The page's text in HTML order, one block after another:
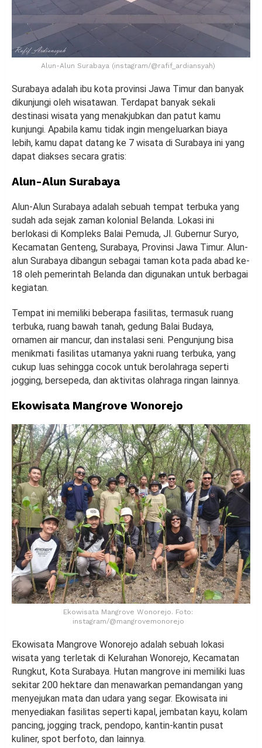
Alun-Alun Surabaya (instagram/@rafif_ardiansyah)
Surabaya adalah ibu kota provinsi Jawa Timur dan banyak
dikunjungi oleh wisatawan. Terdapat banyak sekali
destinasi wisata yang menakjubkan dan patut kamu
kunjungi. Apabila kamu tidak ingin mengeluarkan biaya
lebih, kamu dapat datang ke 7 wisata di Surabaya ini yang
dapat diakses secara gratis:
Alun-Alun Surabaya
Alun-Alun Surabaya adalah sebuah tempat terbuka yang
sudah ada sejak zaman kolonial Belanda. Lokasi ini
berlokasi di Kompleks Balai Pemuda, Jl. Gubernur Suryo,
Kecamatan Genteng, Surabaya, Provinsi Jawa Timur. Alun-
alun Surabaya dibangun sebagai taman kota pada abad ke-
18 oleh pemerintah Belanda dan digunakan untuk berbagai
kegiatan.
Tempat ini memiliki beberapa fasilitas, termasuk ruang
terbuka, ruang bawah tanah, gedung Balai Budaya,
ornamen air mancur, dan instalasi seni. Pengunjung bisa
menikmati fasilitas utamanya yakni ruang terbuka, yang
cukup luas sehingga cocok untuk berolahraga seperti
jogging, bersepeda, dan aktivitas olahraga ringan lainnya.
Ekowisata Mangrove Wonorejo
Ekowisata Mangrove Wonorejo. Foto:
instagram/@mangrovemonorejo
Ekowisata Mangrove Wonorejo adalah sebuah lokasi
wisata yang terletak di Kelurahan Wonorejo, Kecamatan
Rungkut, Kota Surabaya. Hutan mangrove ini memiliki luas
sekitar 200 hektare dan menawarkan pemandangan yang
menyejukan mata dan udara yang segar. Ekowisata ini
menyediakan fasilitas seperti kapal, jembatan kayu, kolam
pancing, jogging track, pendopo, kantin-kantin pusat
kuliner, spot berfoto, dan lainnya.